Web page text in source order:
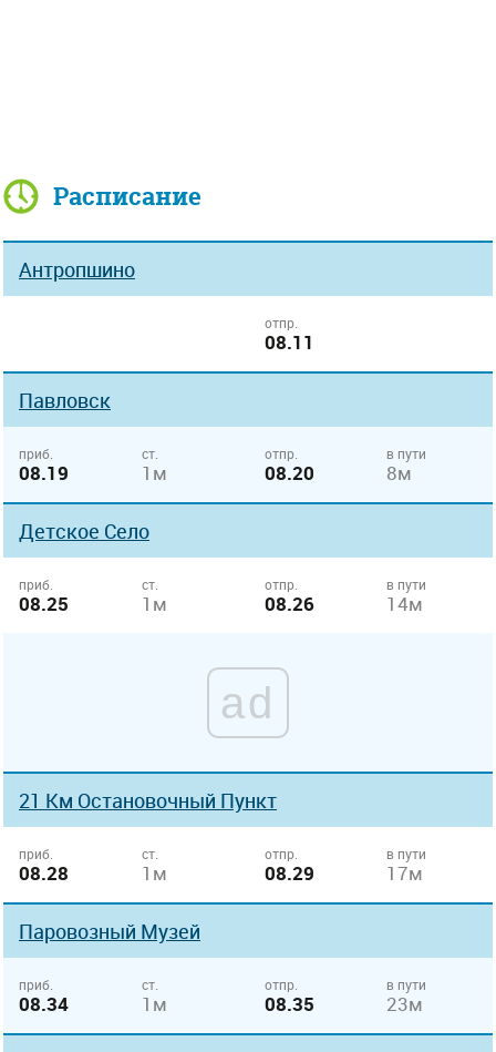
Расписание
Антропшино
отпр.
08.11
Павловск
приб.
08.19
ст.
1м
отпр.
08.20
в пути
8м
Детское Село
приб.
08.25
ст.
1м
отпр.
08.26
в пути
14м
ad
21 Км Остановочный Пункт
приб.
08.28
ст.
1м
отпр.
08.29
в пути
17м
Паровозный Музей
приб.
08.34
ст.
1м
отпр.
08.35
в пути
23м